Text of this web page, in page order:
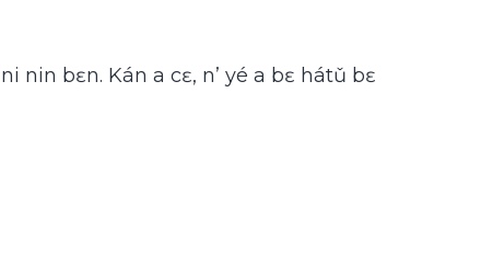
nin bɛn. Kán a cɛ, n’ yé a bɛ hátǔ bɛ